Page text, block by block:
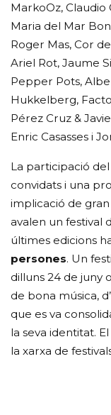
MarkoOz, Claudio
Maria del Mar
Roger Mas, Cor
Ariel Rot, Jaume
Pepper Pots,
Hukkelberg,
Pérez Cruz &
Enric Casasses i
La participació
convidats i una
implicació de
avalen un festival
últimes edicions
persones. Un
dilluns 24 de juny
de bona música,
que es va
la seva identitat.
la xarxa de